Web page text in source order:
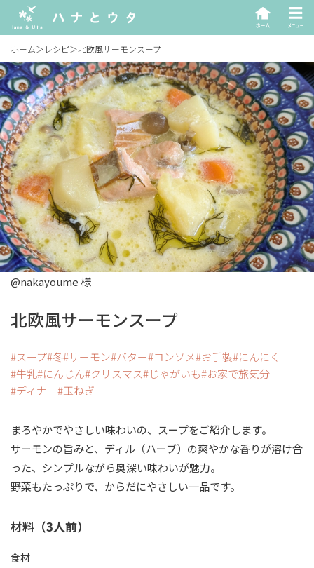
ホーム＞ レシピ＞北欧風サーモンスープ
@nakayoume 様
北欧風サーモンスープ
スープ 冬 サーモン バター コンソメ お手製 にんにく
牛乳 にんじん クリスマス じゃがいも お家で旅気分
ディナー 玉ねぎ
まろやかでやさしい味わいの、スープをご紹介します。
サーモンの旨みと、ディル（ハーブ）の爽やかな香りが溶け合
った、シンプルながら奥深い味わいが魅力。
野菜もたっぷりで、からだにやさしい一品です。
材料（3人前）
食材